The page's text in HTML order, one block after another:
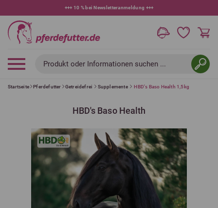
+++ 10 % bei Newsletteranmeldung +++
Produkt oder Informationen suchen ...
Startseite Pferdefutter Getreidefrei Supplemente HBD's Baso Health 1,5kg
HBD's Baso Health